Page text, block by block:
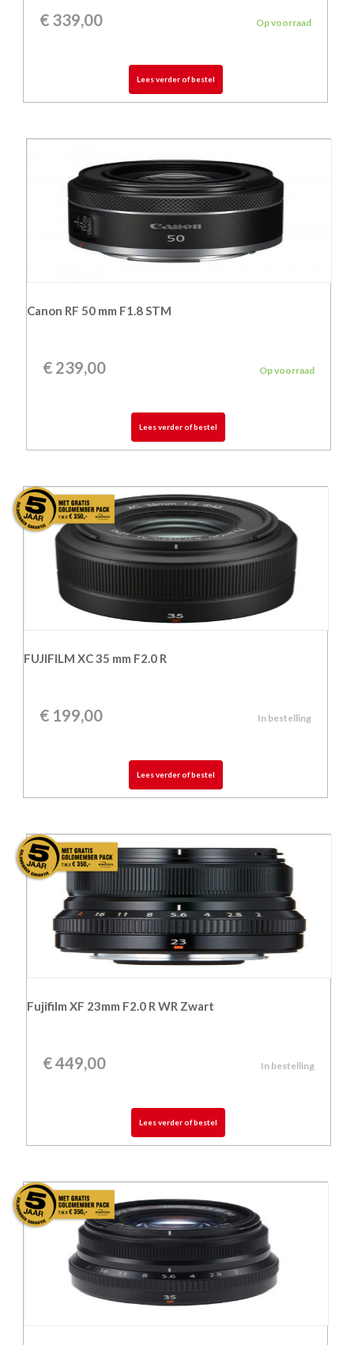
€ 339,00 Op voorraad
Lees verder of bestel
Canon RF 50 mm F1.8 STM
€239,00 Op voorraad
Lees verder of bestel
FUJIFILM XC 35 mm F2.0 R
€ 199,00 In bestelling
Lees verder of bestel
Fujifilm XF 23mm F2.0 R WR Zwart
€449,00 In bestelling
Lees verder of bestel